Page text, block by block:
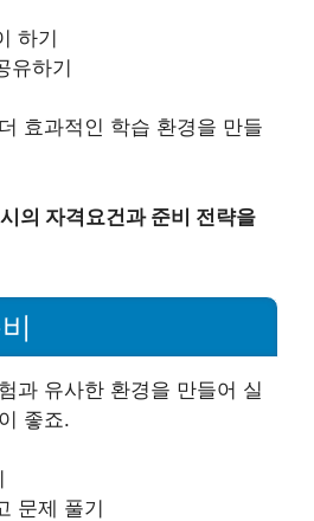
하기
유하기
효과적인 학습 환경을 만들
의 자격요건과 준비 전략을
과 유사한 환경을 만들어 실
좋죠.
문제 풀기